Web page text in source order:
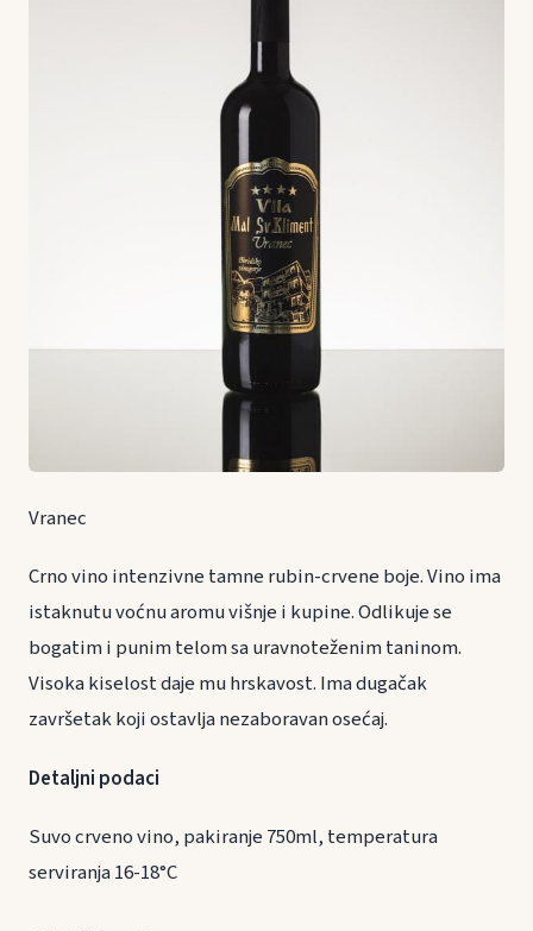
Vranec
Crno vino intenzivne tamne rubin-crvene boje. Vino ima
istaknutu voćnu aromu višnje i kupine. Odlikuje se
bogatim i punim telom sa uravnoteženim taninom.
Visoka kiselost daje mu hrskavost. Ima dugačak
završetak koji ostavlja nezaboravan osećaj.
Detaljni podaci
Suvo crveno vino, pakiranje 750ml, temperatura
serviranja 16-18°C